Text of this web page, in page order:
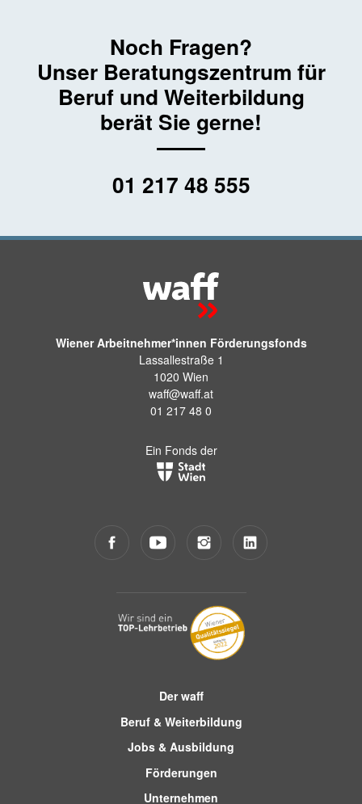
Noch Fragen?
Unser Beratungs­zentrum für
Beruf und Weiterbildung
berät Sie gerne!
01 217 48 555
Wiener Arbeitnehmer*innen Förderungsfonds
Lassallestraße 1
1020 Wien
waff@waff.at
01 217 48 0
Ein Fonds der
Der waff
Beruf & Weiterbildung
Jobs & Ausbildung
Förderungen
Unternehmen